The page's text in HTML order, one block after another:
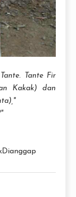
Tante Fir
Kakak) dan